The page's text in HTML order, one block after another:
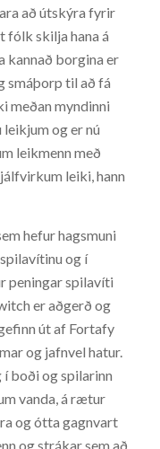
að útskýra fyrir
fólk skilja hana á
kannað borgina er
smáþorp til að fá
meðan myndinni
og er nú
leikmenn með
leiki, hann
hefur hagsmuni
og í
peningar spilavíti
er aðgerð og
út af Fortafy
og jafnvel hatur.
boði og spilarinn
vanda, á rætur
og ótta gagnvart
og strákar sem að